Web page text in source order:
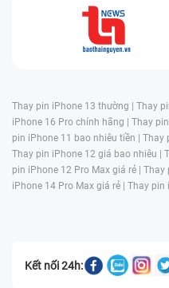
Thay pin iPhone 13 thường | Thay
iPhone 16 Pro chính hãng | Thay
pin iPhone 11 bao nhiêu tiền | Thay
Thay pin iPhone 12 giá bao nhiêu |
pin iPhone 12 Pro Max giá rẻ | Thay
iPhone 14 Pro Max giá rẻ | Thay pin
Kết nối 24h: